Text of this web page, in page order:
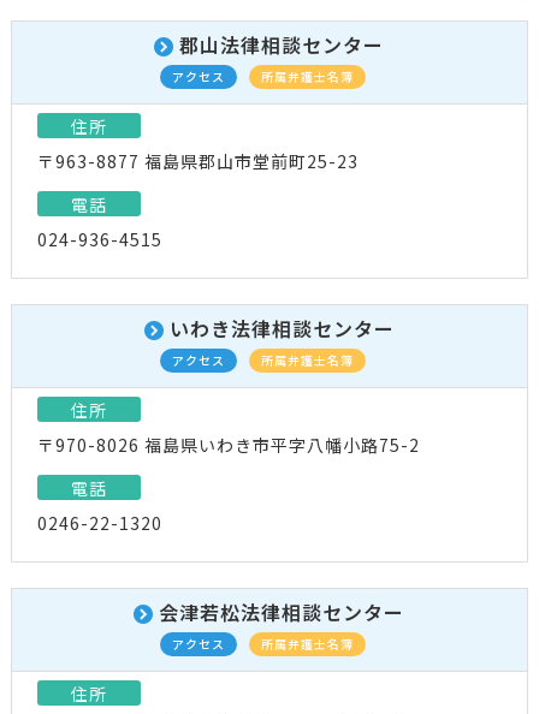
郡山法律相談センター
アクセス 所属弁護士名簿
住所
〒963-8877 福島県郡山市堂前町25-23
電話
024-936-4515
いわき法律相談センター
アクセス 所属弁護士名簿
住所
〒970-8026 福島県いわき市平字八幡小路75-2
電話
0246-22-1320
会津若松法律相談センター
アクセス 所属弁護士名簿
住所